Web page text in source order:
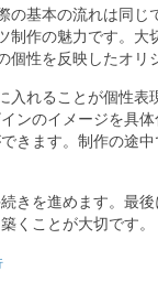
基本の流れは同
作の魅力です。大
性を反映したオリ
れることが個性
のイメージを具
きます。制作の途
きを進めます。最
くことが大切です。